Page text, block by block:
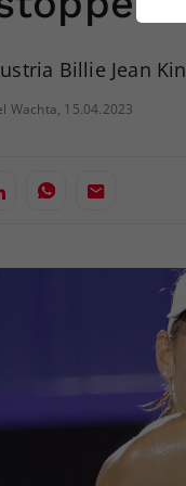
Billie Jean
Wachta, 15.04.2023